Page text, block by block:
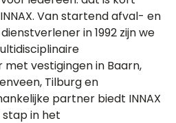
Van startend afval- en
in 1992 zijn we
vestigingen in Baarn,
Tilburg en
partner biedt INNAX
in het